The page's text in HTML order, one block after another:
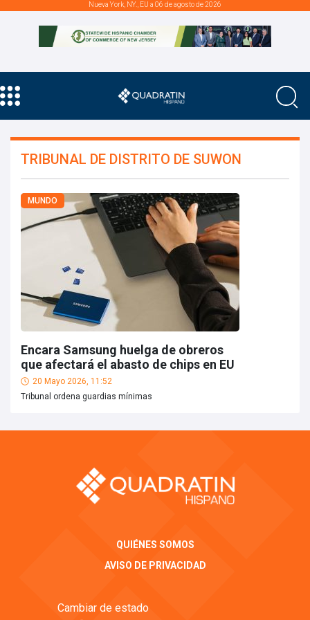
Nueva York, NY., EU a 06 de agosto de 2026
TRIBUNAL DE DISTRITO DE SUWON
MUNDO
Encara Samsung huelga de obreros
que afectará el abasto de chips en EU
20 Mayo 2026, 11:52
Tribunal ordena guardias mínimas
QUIÉNES SOMOS
AVISO DE PRIVACIDAD
Cambiar de estado